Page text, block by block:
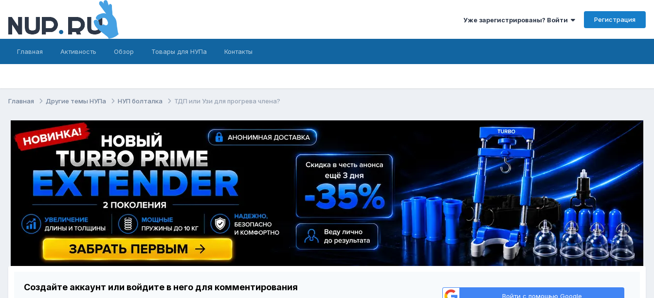
Уже зарегистрированы? Войти Регистрация
Главная Активность Обзор Товары для НУПа Контакты
Главная Другие темы НУПа НУП болталка ТДП или Узи для прогрева члена?
Создайте аккаунт или войдите в него для комментирования
Войти с помощью Google